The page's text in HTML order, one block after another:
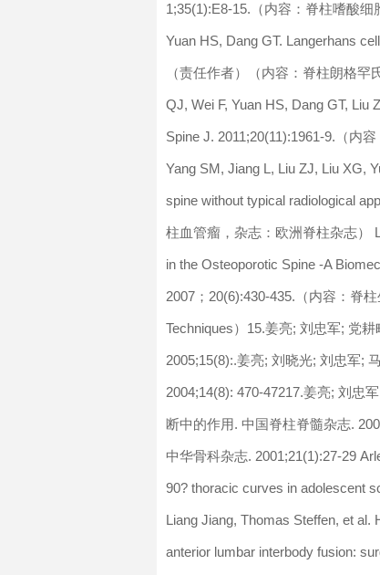
1;35(1):E8-15.（内容：脊柱嗜酸
Yuan HS, Dang GT. Langerhans
（责任作者）（内容：脊柱朗格
QJ, Wei F, Yuan HS, Dang GT, Liu
Spine J. 2011;20(11):1961-9.（内
Yang SM, Jiang L, Liu ZJ, Liu XG,
spine without typical radiological
柱血管瘤，杂志：欧洲脊柱杂志）
in the Osteoporotic Spine -A
2007；20(6):430-435.（内容：脊
Techniques）15.姜亮; 刘忠军; 党
2005;15(8):.姜亮; 刘晓光; 刘忠军;
2004;14(8): 470-47217.姜亮; 刘忠
断中的作用. 中国脊柱脊髓杂志.
中华骨科杂志. 2001;21(1):27-29
90? thoracic curves in adolescent
Liang Jiang, Thomas Steffen, et al.
anterior lumbar interbody fusion: